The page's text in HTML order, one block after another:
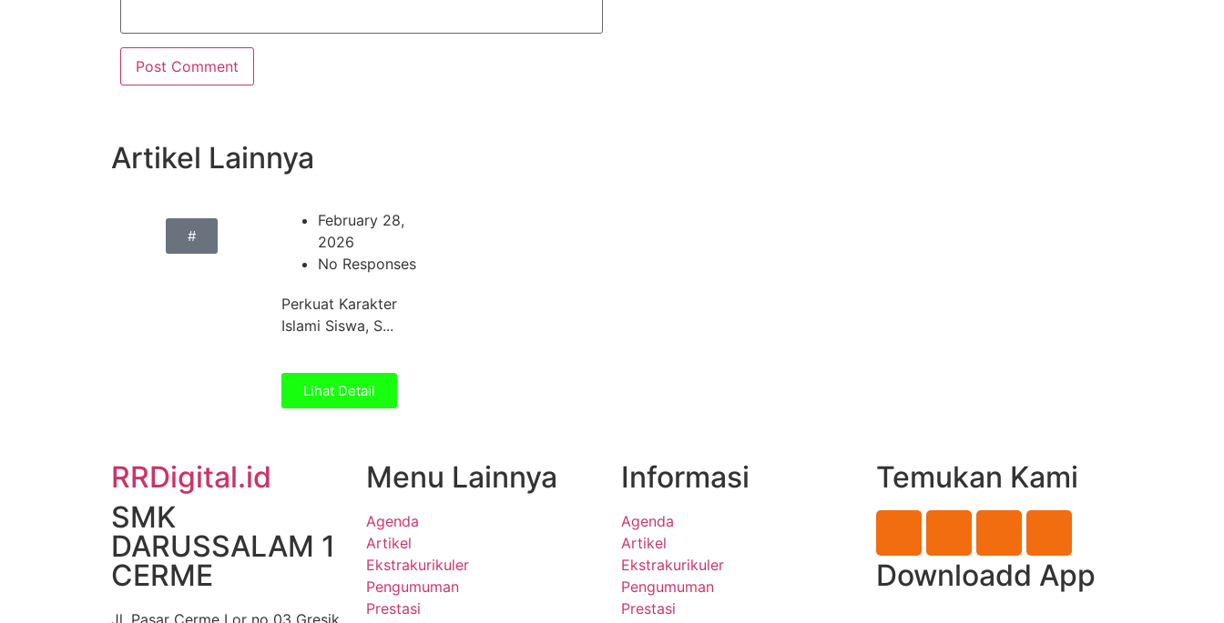
Artikel Lainnya
#
February 28,
2026
No Responses
Perkuat Karakter
Islami Siswa, S...
Lihat Detail
SMK
DARUSSALAM 1
CERME
Jl. Pasar Cerme Lor no 03 Gresik,
RRDigital.id Menu Lainnya
Agenda
Artikel
Ekstrakurikuler
Pengumuman
Prestasi
Informasi
Agenda
Artikel
Ekstrakurikuler
Pengumuman
Prestasi
Temukan Kami
Downloadd App